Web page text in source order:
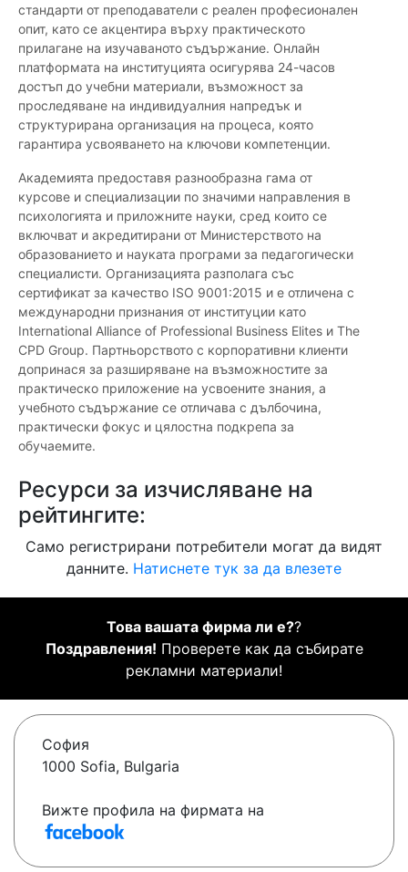
стандарти от преподаватели с реален професионален
опит, като се акцентира върху практическото
прилагане на изучаваното съдържание. Онлайн
платформата на институцията осигурява 24-часов
достъп до учебни материали, възможност за
проследяване на индивидуалния напредък и
структурирана организация на процеса, която
гарантира усвояването на ключови компетенции.
Академията предоставя разнообразна гама от
курсове и специализации по значими направления в
психологията и приложните науки, сред които се
включват и акредитирани от Министерството на
образованието и науката програми за педагогически
специалисти. Организацията разполага със
сертификат за качество ISO 9001:2015 и е отличена с
международни признания от институции като
International Alliance of Professional Business Elites и The
CPD Group. Партньорството с корпоративни клиенти
допринася за разширяване на възможностите за
практическо приложение на усвоените знания, а
учебното съдържание се отличава с дълбочина,
практически фокус и цялостна подкрепа за
обучаемите.
Ресурси за изчисляване на
рейтингите:
Само регистрирани потребители могат да видят
данните. Натиснете тук за да влезете
Това вашата фирма ли е??
Поздравления! Проверете как да събирате
рекламни материали!
София
1000 Sofia, Bulgaria
Вижте профила на фирмата на